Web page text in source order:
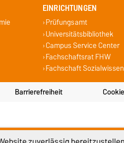
EINRICHTUNGEN
Prüfungsamt
Universitätsbibliothek
Campus Service Center
Fachschaftsrat FHW
Fachschaft
Barrierefreiheit